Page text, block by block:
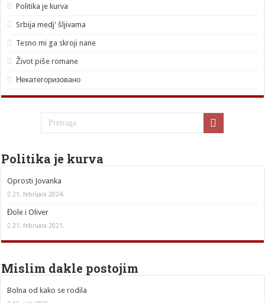
Politika je kurva
Srbija medj' šljivama
Tesno mi ga skroji nane
Život piše romane
Некатегоризовано
Politika je kurva
Oprosti Jovanka
21. februara 2024.
Đole i Oliver
21. februara 2021.
Mislim dakle postojim
Bolna od kako se rodila